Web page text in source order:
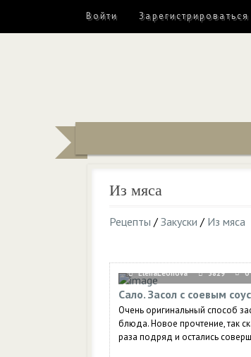
Войти Зарегистрироваться
Из мяса
Рецепты / Закуски / Из мяса
ElenaLeonova 3829 0
Сало. Засол с соевым
Очень оригинальный способ
блюда. Новое прочтение, так
раза подряд и остались